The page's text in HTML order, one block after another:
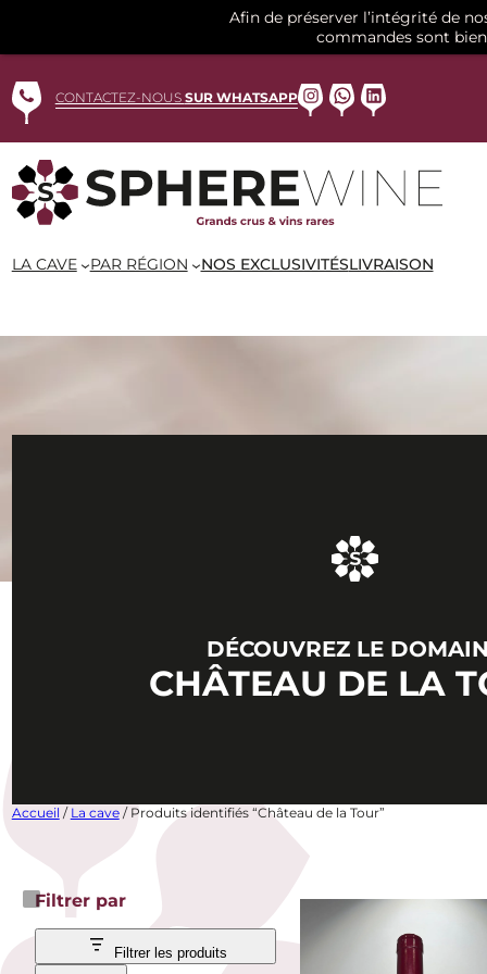
au
contenuCONTACTEZ-NOUS SUR WHATSAPPInstagram
WhatsApp
LinkedIn
LA CAVE PAR RÉGION NOS EXCLUSIVITÉSLIVRAISON
DÉCOUVREZ LE
CHÂTEAU DE LA
Accueil / La cave/ Produits identifiés “Château de la Tour”
Filtrer par
Filtrer les produits
Afin de préserver l’intégrité de
commandes sont